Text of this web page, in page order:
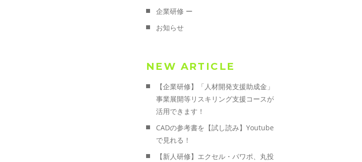
企業研修 ー
お知らせ
NEW ARTICLE
【企業研修】「人材開発支援助成金」
事業展開等リスキリング支援コースが
活用できます！
CADの参考書を【試し読み】Youtube
で見れる！
【新人研修】エクセル・パワポ、丸投